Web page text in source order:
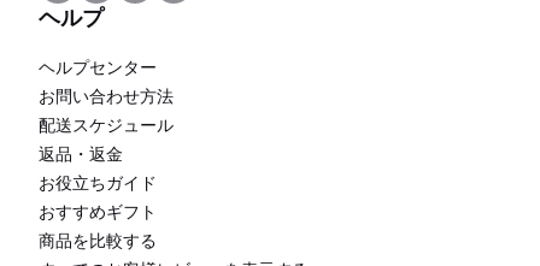
ヘルプ
ヘルプセンター
お問い合わせ方法
配送スケジュール
返品・返金
お役立ちガイド
おすすめギフト
商品を比較する